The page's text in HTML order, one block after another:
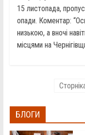
15 листопада,
опади. Коментар:
низькою, а вночі
місцями на
БЛОГИ